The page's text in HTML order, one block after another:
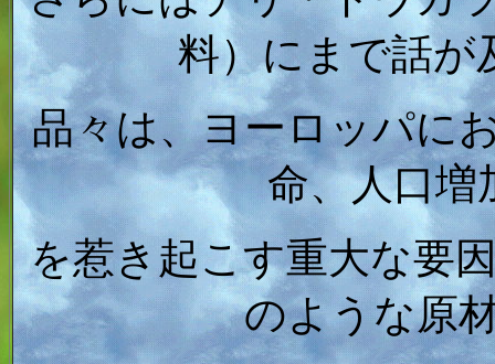
料）にまで話が
品々は、ヨーロッパに
命、人口増
を惹き起こす重大な要
のような原